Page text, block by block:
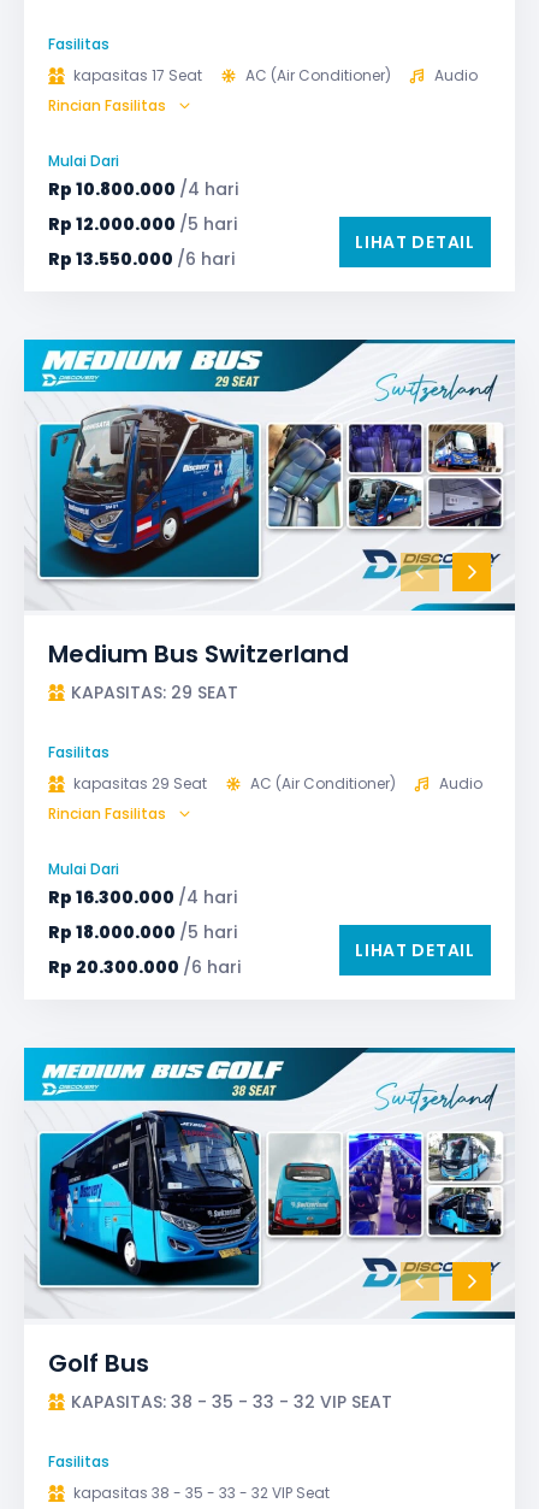
Fasilitas
kapasitas 17 Seat
AC (Air Conditioner)
Audio
GPS
Microphone untuk karaoke
TV LED & Android System
Rincian Fasilitas
Mulai Dari
Rp 10.800.000 /4 hari
Rp 12.000.000 /5 hari
Rp 13.550.000 /6 hari
LIHAT DETAIL
Medium Bus Switzerland
KAPASITAS: 29 SEAT
Fasilitas
kapasitas 29 Seat
AC (Air Conditioner)
Audio
Bagasi
GPS
Safety Tools (P3K, Windows Breaker, dll)
TV LED & Android System
Rincian Fasilitas
Mulai Dari
Rp 16.300.000 /4 hari
Rp 18.000.000 /5 hari
Rp 20.300.000 /6 hari
LIHAT DETAIL
Golf Bus
KAPASITAS: 38 - 35 - 33 - 32 VIP SEAT
Fasilitas
kapasitas 38 - 35 - 33 - 32 VIP Seat